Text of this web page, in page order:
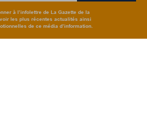
à l’infolettre de La Gazette de la
les plus récentes actualités ainsi
de ce média d’information.